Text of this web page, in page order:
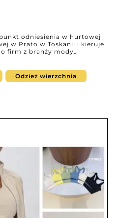
odniesienia w hurtowej
w Prato w Toskanii i kieruje
firm z branży mody
odzieży sportowej
Starannie dobrana
modne modele, jak i
ją zaufanym partnerem dla
rzetelnych dostawców
do pełnego profilu
danych
płynną komunikację i
Odkryj, jak partnerstwo z
przewagę w nieustannie
odzieży sportowej.
Odzież wierzchnia